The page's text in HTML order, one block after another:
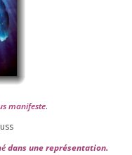
mani­feste.
dans une repré­sen­ta­tion.